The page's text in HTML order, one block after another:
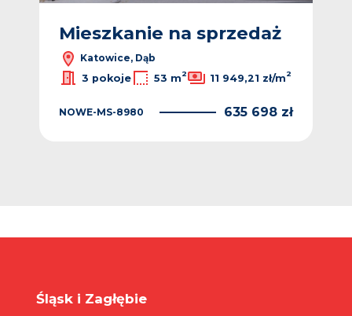
Mieszkanie na sprzedaż
Katowice, Dąb
3 pokoje
53 m2 11 949,21 zł/m2
NOWE-MS-8980 635 698 zł
Śląsk i Zagłębie